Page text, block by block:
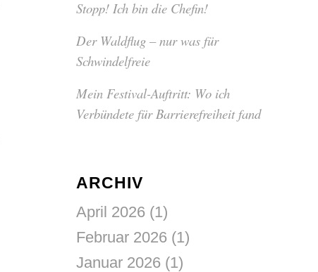
Stopp! Ich bin die Chefin!
Der Waldflug – nur was für
Schwindelfreie
Mein Festival-Auftritt: Wo ich
Verbündete für Barrierefreiheit fand
ARCHIV
April 2026 (1)
Februar 2026 (1)
Januar 2026 (1)